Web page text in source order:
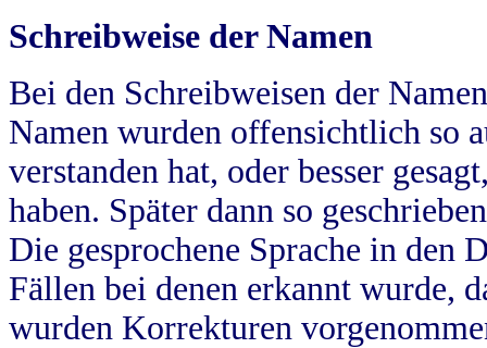
Schreibweise der Namen
Bei den Schreibweisen der
Namen wurden offensichtlich so
verstanden hat, oder besser
haben. Später dann so
Die gesprochene Sprache in
Fällen bei denen erkannt wurde,
wurden Korrekturen